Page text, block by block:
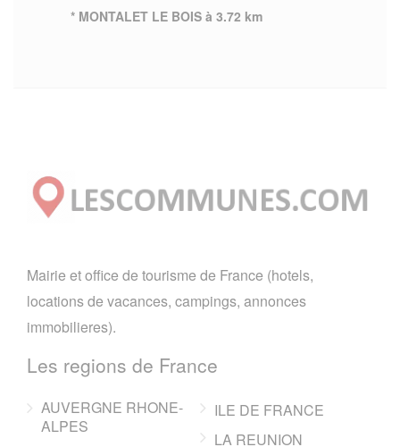
* MONTALET LE BOIS à 3.72 km
Mairie et office de tourisme de France (hotels,
locations de vacances, campings, annonces
immobilieres).
Les regions de France
AUVERGNE RHONE-
ALPES
ILE DE FRANCE
LA REUNION